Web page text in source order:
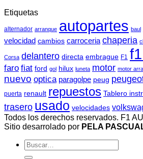
Etiquetas
alternador arranque autopartes baul
velocidad cambios carroceria chaperia
Corsa delantero directa embrague F1
faro fiat ford gol hilux luneta motor motor
nuevo optica paragolpe peug
puerta renault repuestos Tablero
trasero usado velocidades
Todos los derechos reservados. F1
Sitio desarrolado por PELA
Buscar
por: